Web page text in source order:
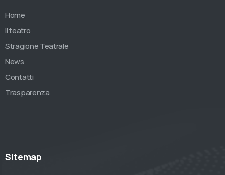
Home
Il teatro
Stragione Teatrale
News
Contatti
Trasparenza
Sitemap